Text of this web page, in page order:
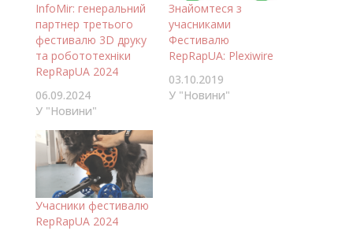
InfoMir: генеральний
партнер третього
фестивалю 3D друку
та робототехніки
RepRapUA 2024
06.09.2024
У "Новини"
Знайомтеся з
учасниками
Фестивалю
RepRapUA: Plexiwire
03.10.2019
У "Новини"
Учасники фестивалю
RepRapUA 2024